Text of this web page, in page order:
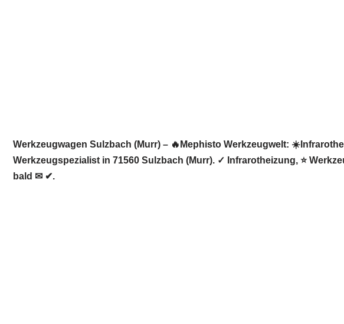
Werkzeugwagen Sulzbach (Murr) – 🔥Mephisto Werkzeugwelt:
Werkzeugspezialist in 71560 Sulzbach (Murr). ✓ Infrarotheizung, ⭐
bald ✉ ✔.